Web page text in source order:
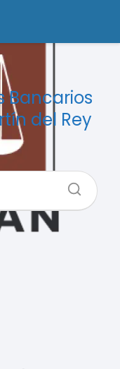
Bancarios
del Rey